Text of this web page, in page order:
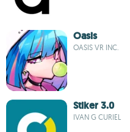
Oasis
OASIS VR INC.
Stiker 3.0
IVAN G CURIEL